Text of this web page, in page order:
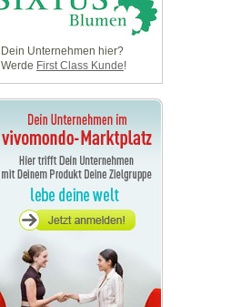
Dein Unternehmen hier?
Werde First Class Kunde!